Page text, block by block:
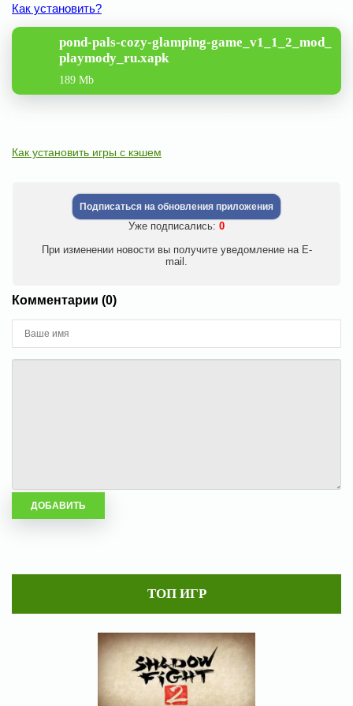
Как установить?
pond-pals-cozy-glamping-game_v1_1_2_mod_
playmody_ru.xapk
189 Mb
Как установить игры с кэшем
Подписаться на обновления приложения
Уже подписались: 0
При изменении новости вы получите уведомление на E-
mail.
Комментарии (0)
ТОП ИГР